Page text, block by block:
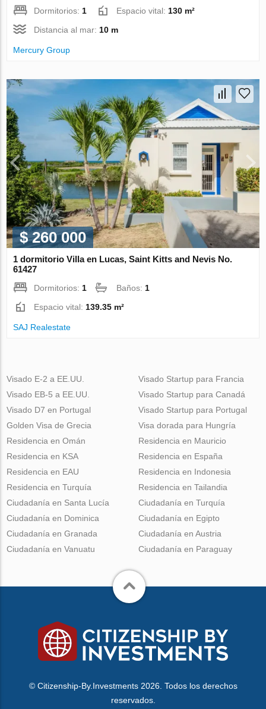
Dormitorios: 1 Espacio vital: 130 m²
Distancia al mar: 10 m
Mercury Group
$ 260 000
1 dormitorio Villa en Lucas, Saint Kitts and Nevis No.
61427
Dormitorios: 1 Baños: 1
Espacio vital: 139.35 m²
SAJ Realestate
Visado E-2 a EE.UU.
Visado EB-5 a EE.UU.
Visado D7 en Portugal
Golden Visa de Grecia
Visado Startup para Francia
Visado Startup para Canadá
Visado Startup para Portugal
Visa dorada para Hungría
Residencia en Omán
Residencia en KSA
Residencia en EAU
Residencia en Turquía
Residencia en Mauricio
Residencia en España
Residencia en Indonesia
Residencia en Tailandia
Ciudadanía en Santa Lucía
Ciudadanía en Dominica
Ciudadanía en Granada
Ciudadanía en Vanuatu
Ciudadanía en Turquía
Ciudadanía en Egipto
Ciudadanía en Austria
Ciudadanía en Paraguay
© Citizenship-By.Investments 2026. Todos los derechos
reservados.